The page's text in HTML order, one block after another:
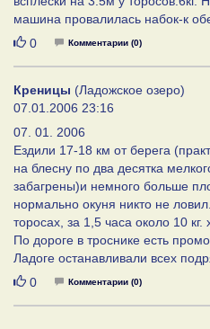
машина провалилась набок-к
Нравится
0 Комментарии (0)
Креницы (Ладожское озеро)
07.01.2006 23:16
07. 01. 2006
Ездили 17-18 км от берега
на блесну по два десятка
забагрены)и немного больше
нормально окуня никто не
торосах, за 1,5 часа около 10
По дороге в троснике есть
Ладоге останавливали всех
Нравится
0 Комментарии (0)